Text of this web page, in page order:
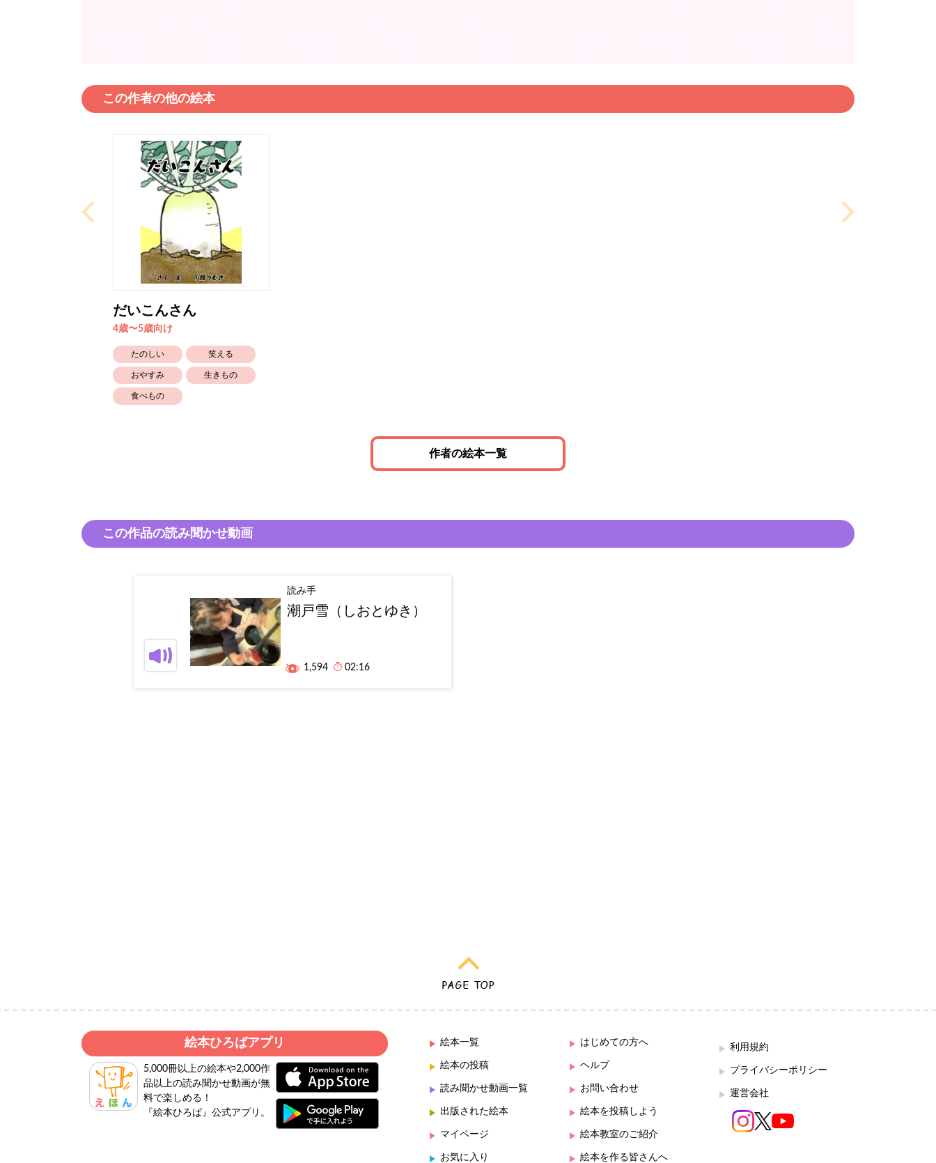
この作者の他の絵本
だいこんさん
4歳〜5歳向け
たのしい 笑える
おやすみ 生きもの
食べもの
作者の絵本一覧
この作品の読み聞かせ動画
読み手
潮戸雪（しおとゆき）
1,594 02:16
絵本ひろばアプリ
5,000冊以上の絵本や2,000作
品以上の読み聞かせ動画が無
料で楽しめる！
『絵本ひろば』公式アプリ。
絵本一覧
絵本の投稿
読み聞かせ動画一覧
出版された絵本
マイページ
お気に入り
はじめての方へ
ヘルプ
お問い合わせ
絵本を投稿しよう
絵本教室のご紹介
絵本を作る皆さんへ
利用規約
プライバシーポリシー
運営会社